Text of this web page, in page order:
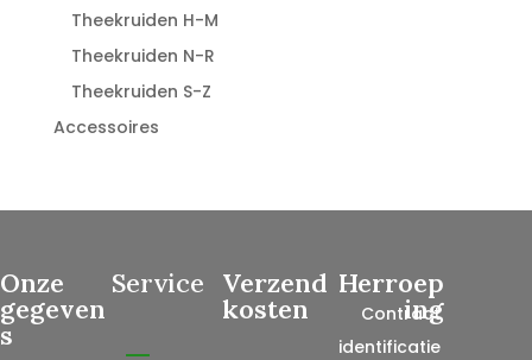
Theekruiden H-M
Theekruiden N-R
Theekruiden S-Z
Accessoires
Onze
gegeven
s
Service Verzend
kosten
Herroep
ing
Contract
identificatie